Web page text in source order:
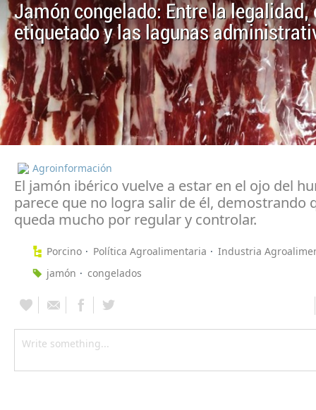
Jamón congelado: Entre la legalidad,
etiquetado y las lagunas
Agroinformación
El jamón ibérico vuelve a estar en el ojo del
parece que no logra salir de él, demostrando
queda mucho por regular y controlar.
Porcino Política Agroalimentaria
Industria
jamón
congelados